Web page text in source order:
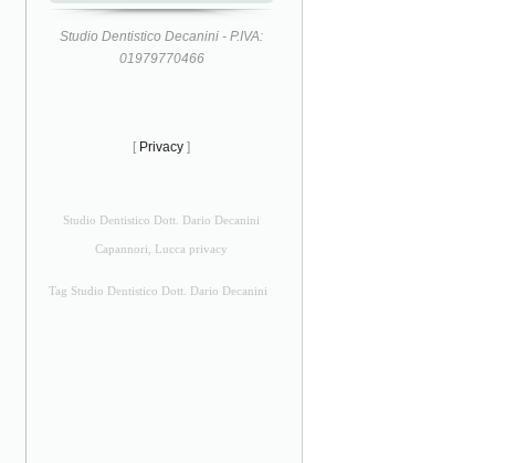
Studio Dentistico Decanini - P.IVA:
01979770466
[ Privacy ]
Studio Dentistico Dott. Dario Decanini
Capannori, Lucca privacy
Tag Studio Dentistico Dott. Dario Decanini